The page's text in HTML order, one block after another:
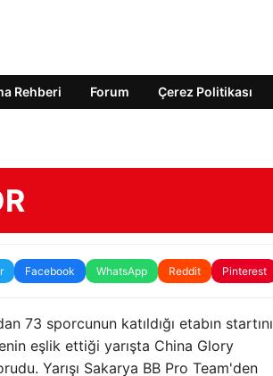
Rehberi Forum Çerez Politikası
Facebook WhatsApp Reddit Pinterest
73 sporcunun katıldığı etabın startını
eşlik ettiği yarışta China Glory
Yarışı Sakarya BB Pro Team'den